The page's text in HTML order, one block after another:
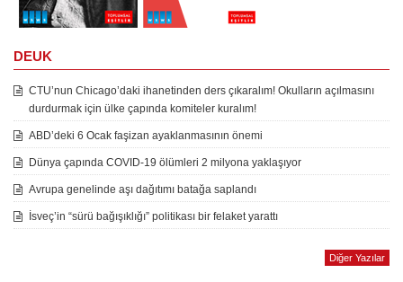
DEUK
CTU’nun Chicago’daki ihanetinden ders çıkaralım! Okulların açılmasını
durdurmak için ülke çapında komiteler kuralım!
ABD’deki 6 Ocak faşizan ayaklanmasının önemi
Dünya çapında COVID-19 ölümleri 2 milyona yaklaşıyor
Avrupa genelinde aşı dağıtımı batağa saplandı
İsveç’in “sürü bağışıklığı” politikası bir felaket yarattı
Diğer Yazılar